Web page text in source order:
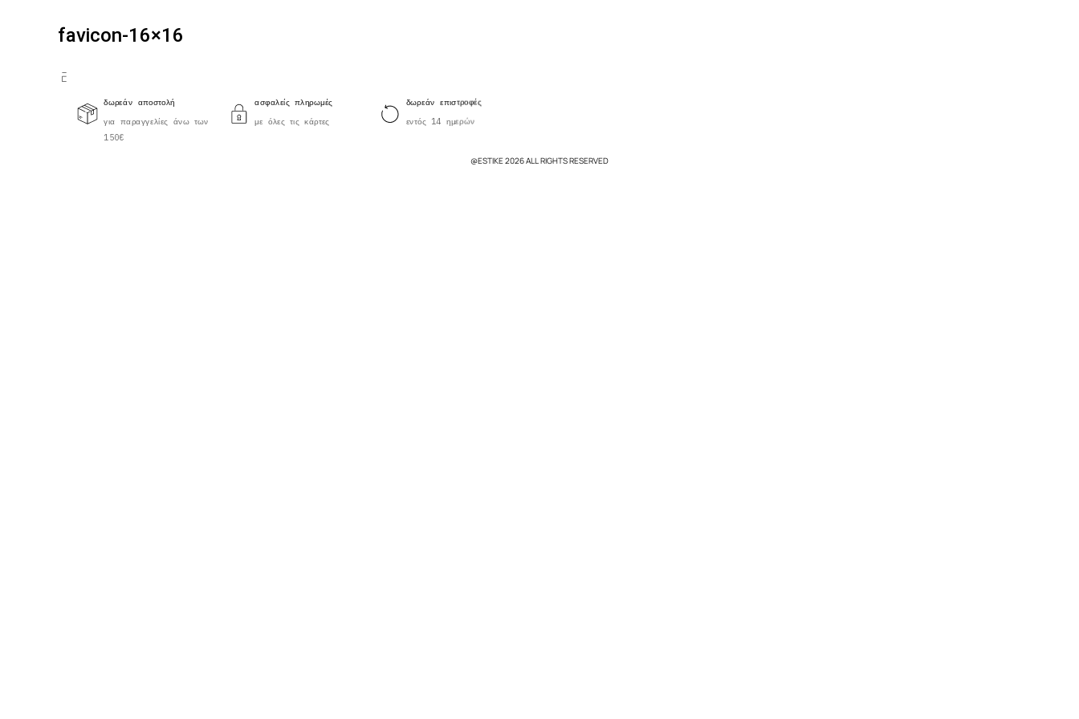
favicon-16×16
δωρεάν αποστολή
για παραγγελίες άνω των
150€
ασφαλείς πληρωμές
με όλες τις κάρτες
δωρεάν επιστροφές
εντός 14 ημερών
@ESTIKE 2026 ALL RIGHTS RESERVED